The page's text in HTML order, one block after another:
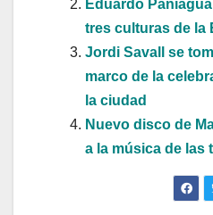
Eduardo
tres culturas de la
Jordi Savall se
marco de la
la ciudad
Nuevo disco de
a la música de las